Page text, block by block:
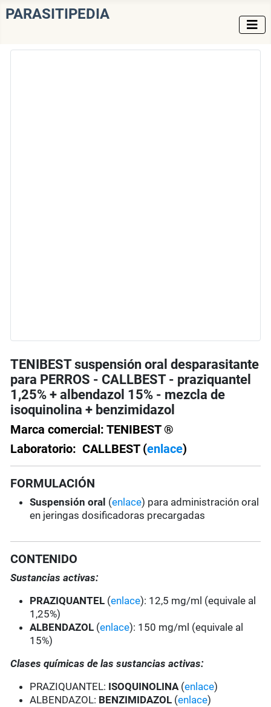
PARASITIPEDIA
TENIBEST suspensión oral desparasitante
para PERROS - CALLBEST - praziquantel
1,25% + albendazol 15% - mezcla de
isoquinolina + benzimidazol
Marca comercial: TENIBEST ®
Laboratorio: CALLBEST (enlace)
FORMULACIÓN
Suspensión oral (enlace) para administración oral
en jeringas dosificadoras precargadas
CONTENIDO
Sustancias activas:
PRAZIQUANTEL (enlace): 12,5 mg/ml (equivale al
1,25%)
ALBENDAZOL (enlace): 150 mg/ml (equivale al
15%)
Clases químicas de las sustancias activas:
PRAZIQUANTEL: ISOQUINOLINA(enlace)
ALBENDAZOL: BENZIMIDAZOL (enlace)